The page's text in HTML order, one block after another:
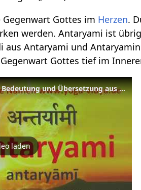
Gottes im Herzen.
werden. Antaryami ist
aus Antaryami und
Gottes tief im
Spiritueller Name Antaryami - Bedeutung und Übersetzung aus dem Sanskrit
laden